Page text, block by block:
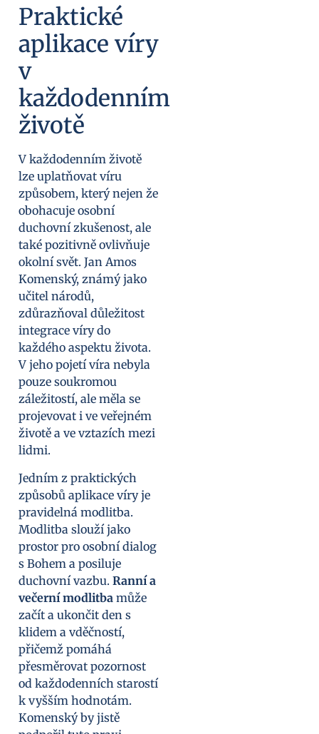
Praktické
aplikace víry
v
každodenním
životě
V každodenním životě
lze uplatňovat víru
způsobem, který nejen že
obohacuje osobní
duchovní zkušenost, ale
také pozitivně ovlivňuje
okolní svět. Jan Amos
Komenský, známý jako
učitel národů,
zdůrazňoval důležitost
integrace víry do
každého aspektu života.
V jeho pojetí víra nebyla
pouze soukromou
záležitostí, ale měla se
projevovat i ve veřejném
životě a ve vztazích mezi
lidmi.
Jedním z praktických
způsobů aplikace víry je
pravidelná modlitba.
Modlitba slouží jako
prostor pro osobní dialog
s Bohem a posiluje
duchovní vazbu. Ranní a
večerní modlitba může
začít a ukončit den s
klidem a vděčností,
přičemž pomáhá
přesměrovat pozornost
od každodenních starostí
k vyšším hodnotám.
Komenský by jistě